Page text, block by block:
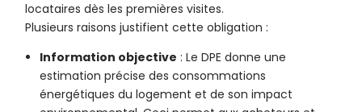
locataires dès les premières visites.
Plusieurs raisons justifient cette obligation :
Information objective : Le DPE donne une
estimation précise des consommations
énergétiques du logement et de son impact